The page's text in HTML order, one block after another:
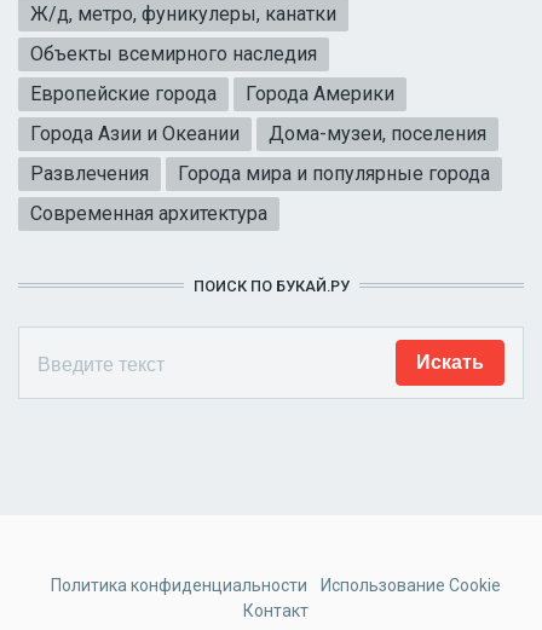
Ж/д, метро, фуникулеры, канатки
Объекты всемирного наследия
Европейские города
Города Америки
Города Азии и Океании
Дома-музеи, поселения
Развлечения
Города мира и популярные города
Современная архитектура
ПОИСК ПО БУКАЙ.РУ
Политика конфиденциальности
Использование Cookie
Контакт